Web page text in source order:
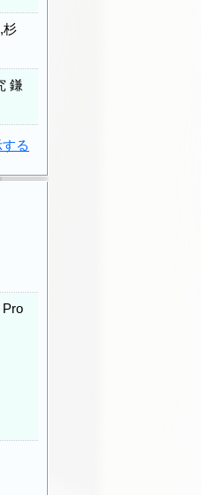
杉
鎌
る
Pro